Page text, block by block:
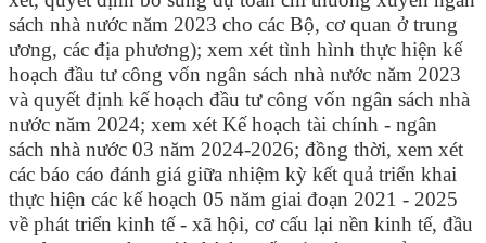
sách nhà nước năm 2023 cho các Bộ, cơ quan ở trung
ương, các địa phương); xem xét tình hình thực hiện kế
hoạch đầu tư công vốn ngân sách nhà nước năm 2023
và quyết định kế hoạch đầu tư công vốn ngân sách nhà
nước năm 2024; xem xét Kế hoạch tài chính - ngân
sách nhà nước 03 năm 2024-2026; đồng thời, xem xét
các báo cáo đánh giá giữa nhiệm kỳ kết quả triển khai
thực hiện các kế hoạch 05 năm giai đoạn 2021 - 2025
về phát triển kinh tế - xã hội, cơ cấu lại nền kinh tế, đầu